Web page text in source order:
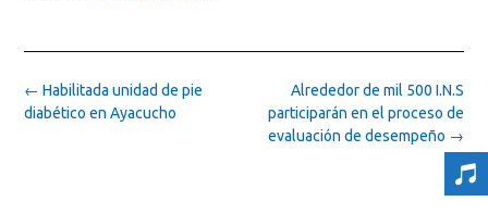
Post
navigation
Alrededor de mil 500 I.N.S
participarán en el proceso de
evaluación de desempeño →
← Habilitada unidad de pie
diabético en Ayacucho